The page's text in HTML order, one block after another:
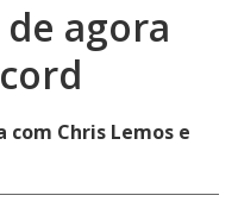
agora
com Chris Lemos e